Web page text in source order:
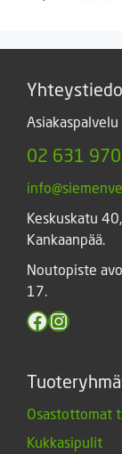
02 631
Keskuskatu
Kankaanpää.
Noutopiste
17.
Facebook
Osastottomat
Kukkasipulit